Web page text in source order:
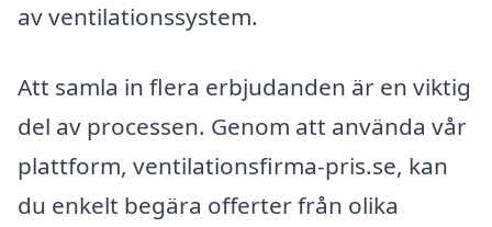
av ventilationssystem.
Att samla in flera erbjudanden är en viktig
del av processen. Genom att använda vår
plattform, ventilationsfirma-pris.se, kan
du enkelt begära offerter från olika